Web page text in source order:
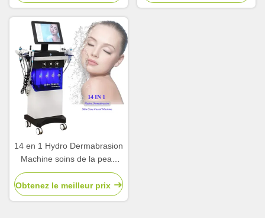
14 en 1 Hydro Dermabrasion
Machine soins de la peau
Hydro machine faciale
Obtenez le meilleur prix